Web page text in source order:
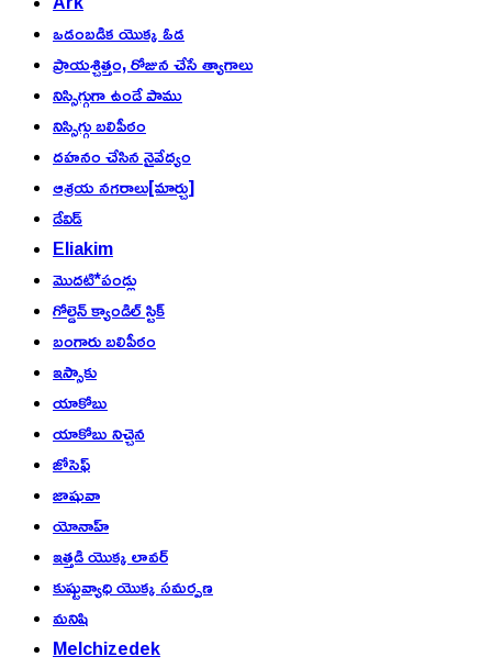
ఒడంబడిక యొక్క ఓడ
ప్రాయశ్చిత్తం, రోజున చేసే త్యాగాలు
నిస్సిగ్గుగా ఉండే పాము
నిస్సిగ్గు బలిపీఠం
దహనం చేసిన నైవేద్యం
ఆశ్రయ నగరాలు[మార్చు]
డేవిడ్
Eliakim
మొదటి*పండ్లు
గోల్డెన్ క్యాండిల్ స్టిక్
బంగారు బలిపీఠం
ఇస్సాకు
యాకోబు
యాకోబు నిచ్చెన
జోసెఫ్
జాషువా
యోనాహ్
ఇత్తడి యొక్క లావర్
కుష్టువ్యాధి యొక్క సమర్పణ
మనిషి
Melchizedek